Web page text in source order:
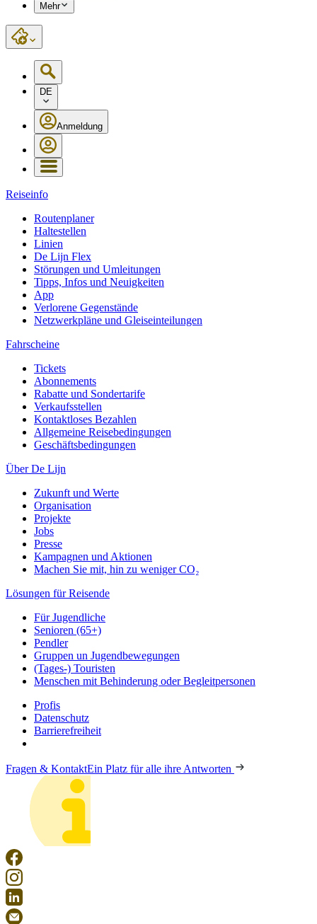
Mehr
DE
Anmeldung
Reiseinfo
Routenplaner
Haltestellen
Linien
De Lijn Flex
Störungen und Umleitungen
Tipps, Infos und Neuigkeiten
App
Verlorene Gegenstände
Netzwerkpläne und Gleiseinteilungen
Fahrscheine
Tickets
Abonnements
Rabatte und Sondertarife
Verkaufsstellen
Kontaktloses Bezahlen
Allgemeine Reisebedingungen
Geschäftsbedingungen
Über De Lijn
Zukunft und Werte
Organisation
Projekte
Jobs
Presse
Kampagnen und Aktionen
Machen Sie mit, hin zu weniger CO₂
Lösungen für Reisende
Für Jugendliche
Senioren (65+)
Pendler
Gruppen un Jugendbewegungen
(Tages-) Touristen
Menschen mit Behinderung oder Begleitpersonen
Profis
Datenschutz
Barrierefreiheit
Fragen & KontaktEin Platz für alle ihre Antworten